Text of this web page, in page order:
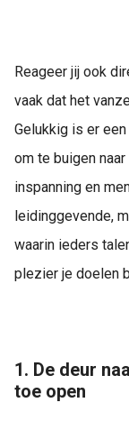
Reageer jij ook
vaak dat het
Gelukkig is er
om te buigen
inspanning en
leidinggevende,
waarin ieders
plezier je doelen
1. De deur
toe open